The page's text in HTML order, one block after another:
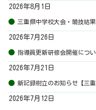
2026年8月1日
三重県中学校大会・競技結果
2026年7月26日
指導員更新研修会開催につ
2026年7月21日
新記録樹立のお知らせ【三重
2026年7月12日